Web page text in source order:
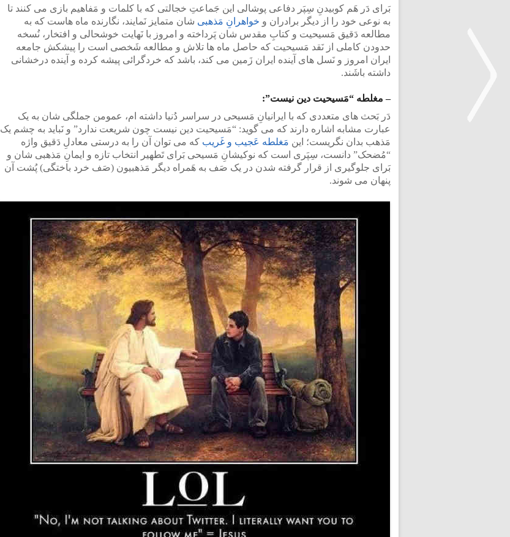
بَرای دَر هَم کوبیدنِ سِپَر دفاعی پوشالی این جَماعتِ خجالتی که با کلمات و مَفاهیم بازی می کنند تا
به نوعی خود را از دیگر برادران و خواهرانِ مَذهبی شان متمایز نَمایند، نگارنده ماه هاست که به
مطالعه دَقیق مَسیحیت و کتابِ مقدس شان پَرداخته و امروز با نَهایت خوشحالی و افتخار، نُسخه
حدودن کاملی از نَقد مَسیحیت که حاصل ماه ها تلاش و مطالعه شَخصی است را پیشکش جامعه
ایران امروز و نَسل های آینده ایران زَمین می کند، باشد که خردگرائی پیشه کرده و آینده درخشانی
داشته باشَند.
– مغلطه “مَسیحیت دین نیست”:
دَر بَحث های متعددی که با ایرانیانِ مَسیحی در سراسر دُنیا داشته ام، عمومن جملگی شان به یک
عبارت مشابه اشاره دارند که می گوید: “مَسیحیت دین نیست چون شریعت ندارد” و نَباید به چشم یک
مَذهب بدان نگریست؛ این مَغلطه عَجیب و غَریب که می توان آن را به درستی معادلِ دَقیق واژه
“مُضحک” دانست، سِپَری است که نوکیشانِ مَسیحی بَرای تَطهیر انتخاب تازه و ایمانِ مَذهبی شان و
بَرای جلوگیری از قرار گرفته شدن در یک صَف به هَمراه دیگر مَذهبیون (صَف خرد باختگی) پُشت آن
پنهان می شوند.